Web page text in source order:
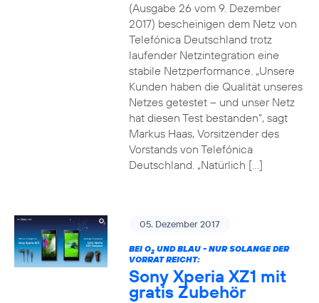
(Ausgabe 26 vom 9. Dezember
2017) bescheinigen dem Netz von
Telefónica Deutschland trotz
laufender Netzintegration eine
stabile Netzperformance. „Unsere
Kunden haben die Qualität unseres
Netzes getestet – und unser Netz
hat diesen Test bestanden“, sagt
Markus Haas, Vorsitzender des
Vorstands von Telefónica
Deutschland. „Natürlich […]
05. Dezember 2017
BEI O2UND BLAU - NUR SOLANGE DER
VORRAT REICHT:
Sony Xperia XZ1 mit
gratis Zubehör